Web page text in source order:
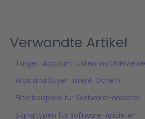
Verwandte Artikel
Target-Account-Listen im
Was sind Buyer-Intent-Daten?
Filterbeispiele für Software-Anbieter
Signaltypen für Software-Anbieter